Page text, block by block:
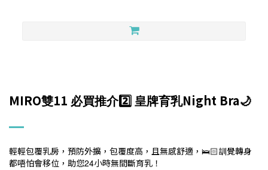
MIRO雙11 必買推介2️⃣ 皇牌育乳Night Bra🌙
輕輕包覆乳房，預防外擴，包覆度高，且無感舒適， 🛌🏻訓覺轉身
都唔怕會移位，助您24小時無間斷育乳！